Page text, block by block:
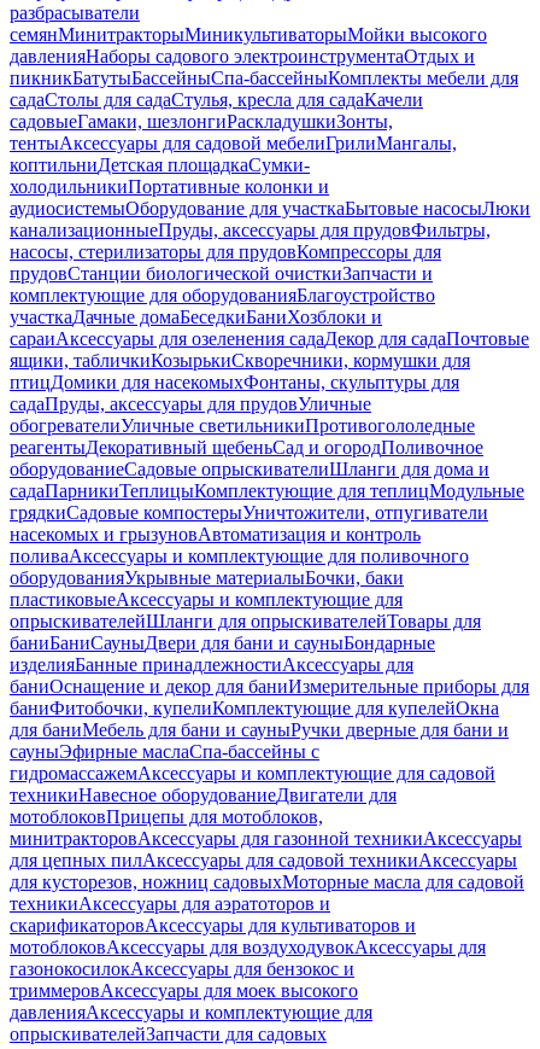
разбрасыватели
семянМинитракторыМиникультиваторыМойки высокого
давленияНаборы садового электроинструментаОтдых и
пикникБатутыБассейныСпа-бассейныКомплекты мебели для
садаСтолы для садаСтулья, кресла для садаКачели
садовыеГамаки, шезлонгиРаскладушкиЗонты,
тентыАксессуары для садовой мебелиГрилиМангалы,
коптильниДетская площадкаСумки-
холодильникиПортативные колонки и
аудиосистемыОборудование для участкаБытовые насосыЛюки
канализационныеПруды, аксессуары для прудовФильтры,
насосы, стерилизаторы для прудовКомпрессоры для
прудовСтанции биологической очисткиЗапчасти и
комплектующие для оборудованияБлагоустройство
участкаДачные домаБеседкиБаниХозблоки и
сараиАксессуары для озеленения садаДекор для садаПочтовые
ящики, табличкиКозырькиСкворечники, кормушки для
птицДомики для насекомыхФонтаны, скульптуры для
садаПруды, аксессуары для прудовУличные
обогревателиУличные светильникиПротивогололедные
реагентыДекоративный щебеньСад и огородПоливочное
оборудованиеСадовые опрыскивателиШланги для дома и
садаПарникиТеплицыКомплектующие для теплицМодульные
грядкиСадовые компостерыУничтожители, отпугиватели
насекомых и грызуновАвтоматизация и контроль
поливаАксессуары и комплектующие для поливочного
оборудованияУкрывные материалыБочки, баки
пластиковыеАксессуары и комплектующие для
опрыскивателейШланги для опрыскивателейТовары для
баниБаниСауныДвери для бани и сауныБондарные
изделияБанные принадлежностиАксессуары для
баниОснащение и декор для баниИзмерительные приборы для
баниФитобочки, купелиКомплектующие для купелейОкна
для баниМебель для бани и сауныРучки дверные для бани и
сауныЭфирные маслаСпа-бассейны с
гидромассажемАксессуары и комплектующие для садовой
техникиНавесное оборудованиеДвигатели для
мотоблоковПрицепы для мотоблоков,
минитракторовАксессуары для газонной техникиАксессуары
для цепных пилАксессуары для садовой техникиАксессуары
для кусторезов, ножниц садовыхМоторные масла для садовой
техникиАксессуары для аэратоторов и
скарификаторовАксессуары для культиваторов и
мотоблоковАксессуары для воздуходувокАксессуары для
газонокосилокАксессуары для бензокос и
триммеровАксессуары для моек высокого
давленияАксессуары и комплектующие для
опрыскивателейЗапчасти для садовых